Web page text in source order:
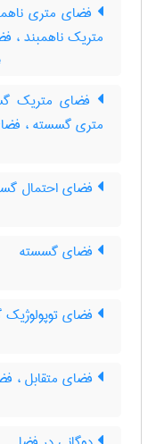
فضای متری
متریک ناهمبند
فضای متریک
متری گسسته ،
فضای احتمال
فضای گسسته
فضای
فضای متقابل ،